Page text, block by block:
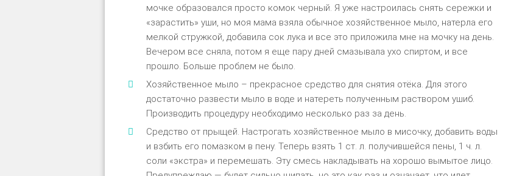
мочке образовался просто комок черный. Я уже настроилась снять сережки и
«зарастить» уши, но моя мама взяла обычное хозяйственное мыло, натерла его
мелкой стружкой, добавила сок лука и все это приложила мне на мочку на день.
Вечером все сняла, потом я еще пару дней смазывала ухо спиртом, и все
прошло. Больше проблем не было.
Хозяйственное мыло – прекрасное средство для снятия отёка. Для этого
достаточно развести мыло в воде и натереть полученным раствором ушиб.
Производить процедуру необходимо несколько раз за день.
Средство от прыщей. Настрогать хозяйственное мыло в мисочку, добавить воды
и взбить его помазком в пену. Теперь взять 1 ст. л. получившейся пены, 1 ч. л.
соли «экстра» и перемешать. Эту смесь накладывать на хорошо вымытое лицо.